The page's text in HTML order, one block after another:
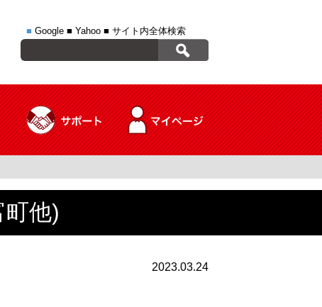
■ Google ■ Yahoo ■ サイト内全体検索
他)
2023.03.24